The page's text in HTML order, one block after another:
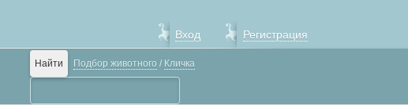
Вход Регистрация
Найти Подбор животного / Кличка